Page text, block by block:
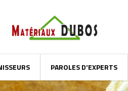
PAROLES D'EXPERTS